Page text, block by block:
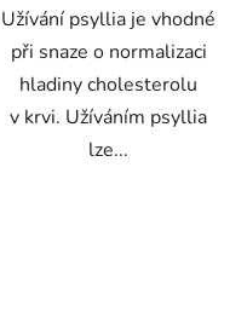
Užívání psyllia je vhodné
při snaze o normalizaci
hladiny cholesterolu
v krvi. Užíváním psyllia
lze...